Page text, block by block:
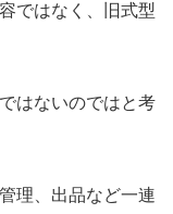
ではなく、旧式型
はないのではと考
理、出品など一連